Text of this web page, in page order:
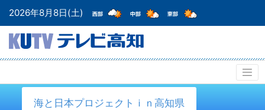
2026年8月8日(土)
海と日本プロジェクトｉｎ高知県